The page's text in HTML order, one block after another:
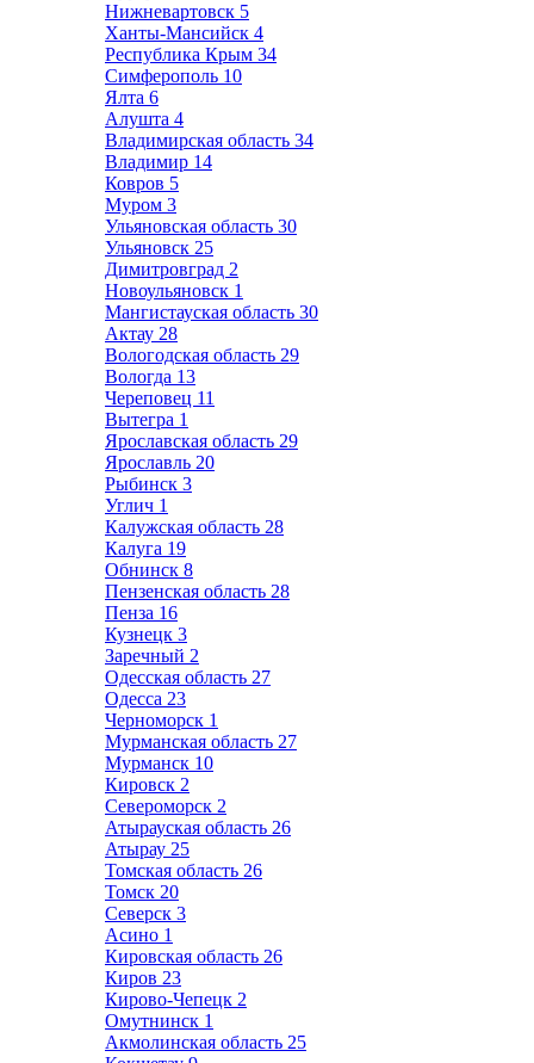
Нижневартовск 5
Ханты-Мансийск 4
Республика Крым 34
Симферополь 10
Ялта 6
Алушта 4
Владимирская область 34
Владимир 14
Ковров 5
Муром 3
Ульяновская область 30
Ульяновск 25
Димитровград 2
Новоульяновск 1
Мангистауская область 30
Актау 28
Вологодская область 29
Вологда 13
Череповец 11
Вытегра 1
Ярославская область 29
Ярославль 20
Рыбинск 3
Углич 1
Калужская область 28
Калуга 19
Обнинск 8
Пензенская область 28
Пенза 16
Кузнецк 3
Заречный 2
Одесская область 27
Одесса 23
Черноморск 1
Мурманская область 27
Мурманск 10
Кировск 2
Североморск 2
Атырауская область 26
Атырау 25
Томская область 26
Томск 20
Северск 3
Асино 1
Кировская область 26
Киров 23
Кирово-Чепецк 2
Омутнинск 1
Акмолинская область 25